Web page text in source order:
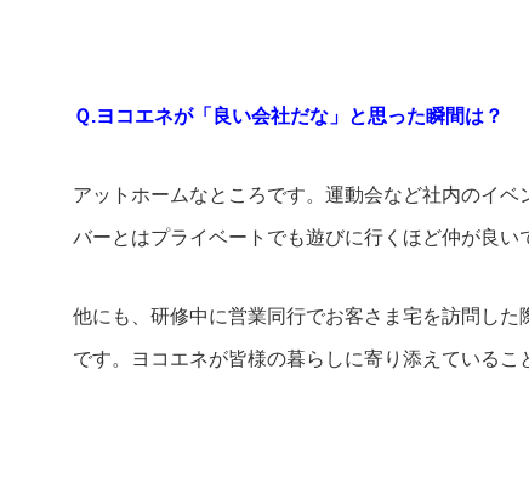
Ｑ.ヨコエネが「良い会社だな」と思った瞬間は？
アットホームなところです。運動会など社内のイ
バーとはプライベートでも遊びに行くほど仲が良い
他にも、研修中に営業同行でお客さま宅を訪問し
です。ヨコエネが皆様の暮らしに寄り添えているこ